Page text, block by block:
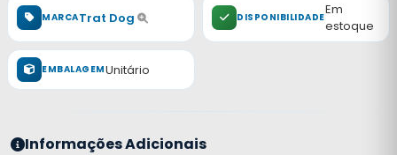
MARCATrat Dog DISPONIBILIDADEEm
estoque
EMBALAGEMUnitário
Informações Adicionais